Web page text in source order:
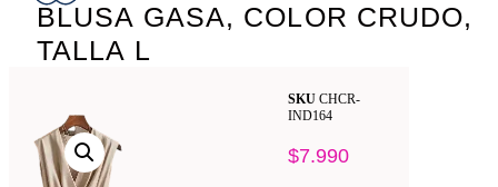
BLUSA GASA, COLOR CRUDO,
TALLA L
SKUCHCR-
IND164
$7.990